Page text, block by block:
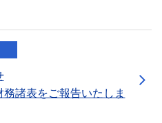
諸表をご報告いたしま